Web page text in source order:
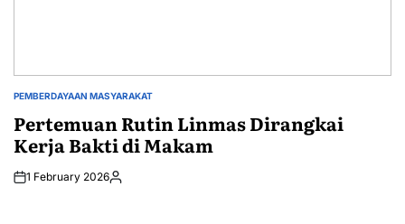
POSTED
PEMBERDAYAAN MASYARAKAT
Pertemuan Rutin Linmas Dirangkai
Kerja Bakti di Makam
1 February 2026Posted